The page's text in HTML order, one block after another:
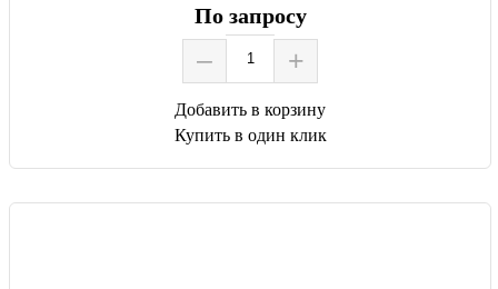
По запросу
– +
Добавить в корзину
Купить в один клик